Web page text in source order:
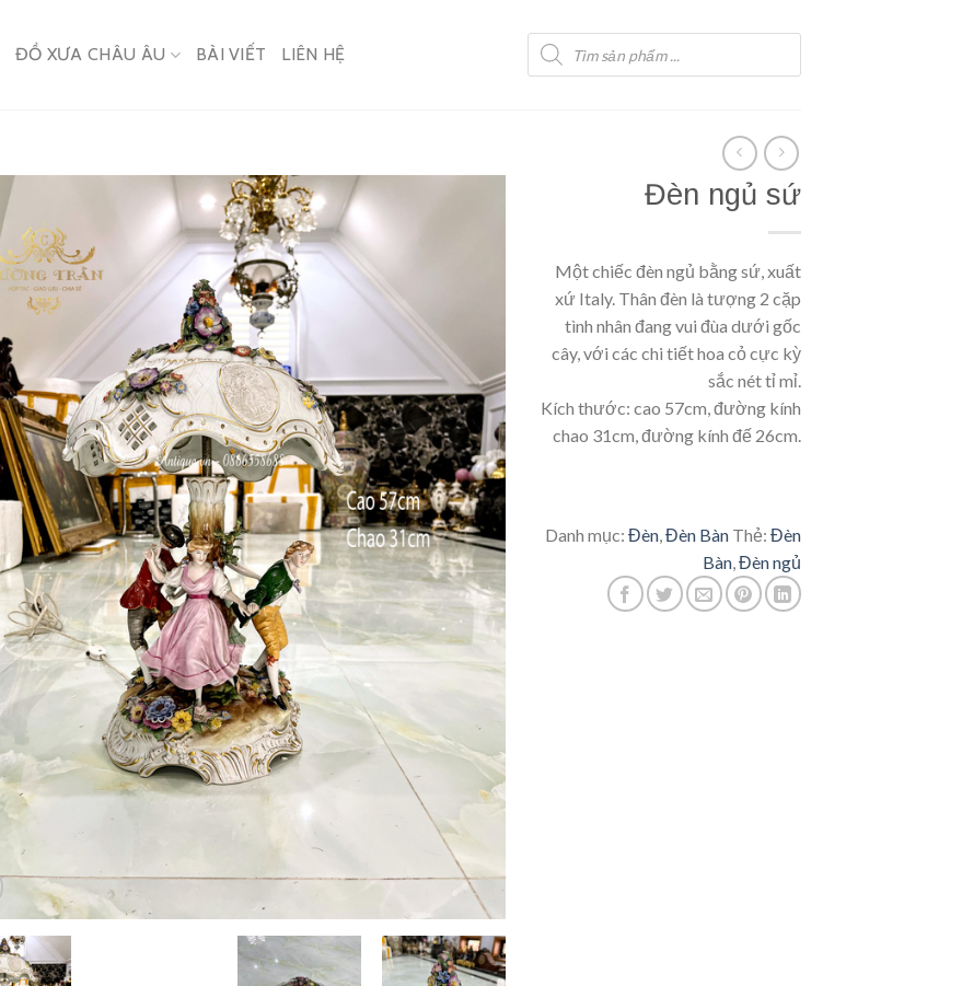
ĐỒ XƯA CHÂU ÂU BÀI VIẾT LIÊN HỆ
Tìm
kiếm
sản
phẩm
Đèn ngủ sứ
Một chiếc đèn ngủ bằng sứ, xuất
xứ Italy. Thân đèn là tượng 2 cặp
tình nhân đang vui đùa dưới gốc
cây, với các chi tiết hoa cỏ cực kỳ
sắc nét tỉ mỉ.
Kích thước: cao 57cm, đường kính
chao 31cm, đường kính đế 26cm.
Danh mục: Đèn,Đèn Bàn Thẻ: Đèn
Bàn,Đèn ngủ